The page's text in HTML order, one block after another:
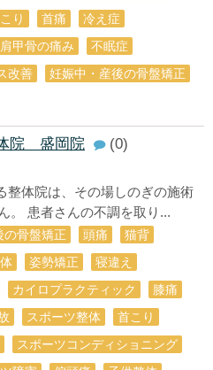
り 首痛
冷え症
肩甲骨の痛み
不眠症
改善
妊娠中・産後の骨盤矯正
院 盛岡院
(0)
整体院は、その場しのぎの施術
。 患者さんの不調を取り...
の骨盤矯正 頭痛
猫背
姿勢矯正
寝違え
カイロプラクティック
膝痛
スポーツ整体
首こり
スポーツコンディショニング